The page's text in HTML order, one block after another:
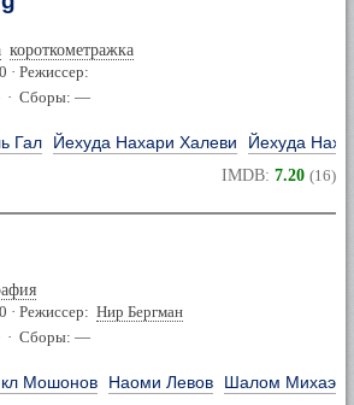
короткометражка
· Режиссер:
· Сборы: —
Гал Йехуда Нахари Халеви Йехуда
IMDB: 7.20 (16)
· Режиссер: Нир Бергман
· Сборы: —
Мошонов Наоми Левов Шалом